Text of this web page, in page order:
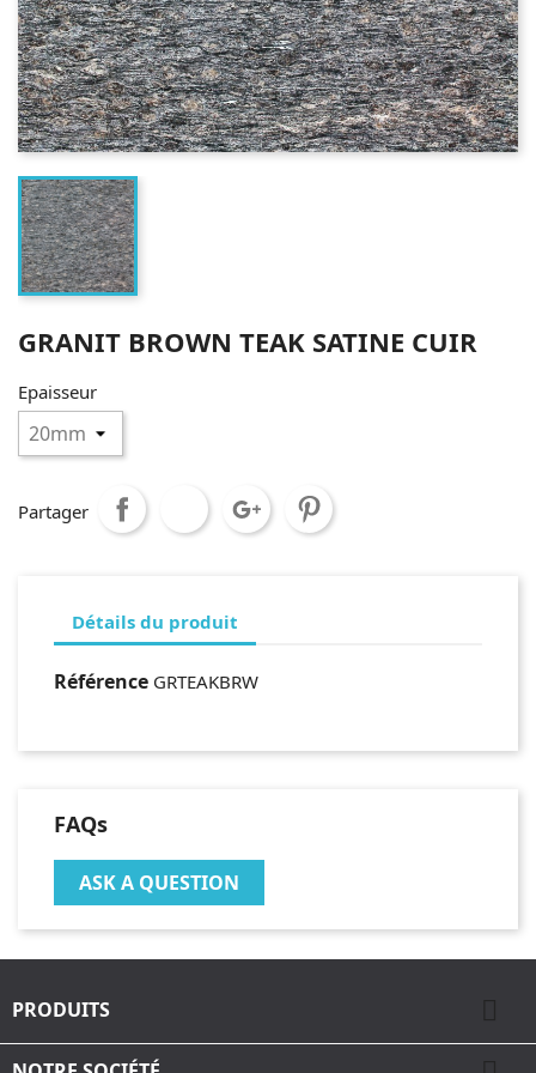
GRANIT BROWN TEAK SATINE CUIR
Epaisseur
Partager
Détails du produit
Référence GRTEAKBRW
FAQs
ASK A QUESTION
PRODUITS 